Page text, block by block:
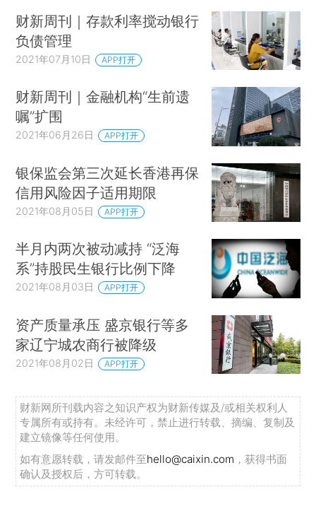
财新周刊｜存款利率搅动银行
负债管理
2021年07月10日 APP打开
财新周刊｜金融机构“生前遗
嘱”扩围
2021年06月26日 APP打开
银保监会第三次延长香港再保
信用风险因子适用期限
2021年08月05日 APP打开
半月内两次被动减持 “泛海
系”持股民生银行比例下降
2021年08月03日 APP打开
资产质量承压 盛京银行等多
家辽宁城农商行被降级
2021年08月02日 APP打开
财新网所刊载内容之知识产权为财新传媒及/或相关权利人
专属所有或持有。未经许可，禁止进行转载、摘编、复制及
建立镜像等任何使用。
如有意愿转载，请发邮件至hello@caixin.com ，获得书面
确认及授权后，方可转载。